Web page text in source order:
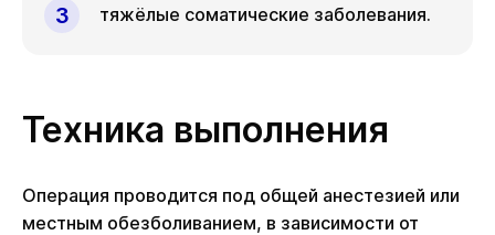
тяжёлые соматические заболевания.
Техника выполнения
Операция проводится под общей анестезией или
местным обезболиванием, в зависимости от